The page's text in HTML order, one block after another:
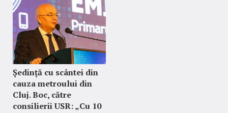
Ședință cu scântei din
cauza metroului din
Cluj. Boc, către
consilierii USR: „Cu 10